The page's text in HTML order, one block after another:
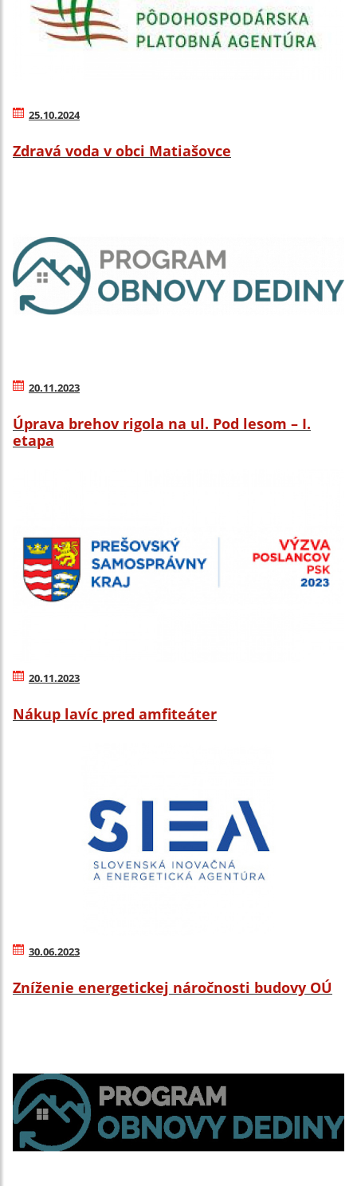
25.10.2024
Zdravá voda v obci Matiašovce
20.11.2023
Úprava brehov rigola na ul. Pod lesom – I.
etapa
20.11.2023
Nákup lavíc pred amfiteáter
30.06.2023
Zníženie energetickej náročnosti budovy OÚ